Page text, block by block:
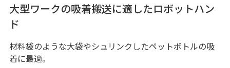
大型ワークの吸着搬送に適したロボットハン
ド
材料袋のような大袋やシュリンクしたペットボトルの吸
着に最適。